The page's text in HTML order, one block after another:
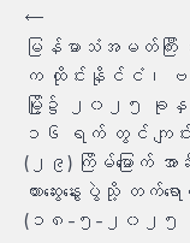
စာမူ
လမ်းကြောင်း
ပြ
⟵
မြန်မာသံအမတ်ကြီး ဉီး
က ထိုင်းနိုင်ငံ၊ ဗ
မြို့၌ ၂၀၂၅ ခု
၁၆ ရက် တွင် ကျ
(၂၉) ကြိမ်မြောက် အ
ယားဆွေးနွေးပွဲသို့ တက်ရေ
(၁၈-၅-၂၀၂၅